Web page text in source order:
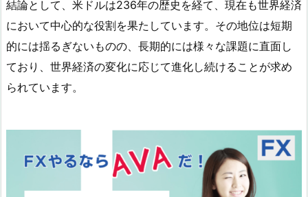
結論として、米ドルは236年の歴史を経て、現在も世界経済
において中心的な役割を果たしています。その地位は短期
的には揺るぎないものの、長期的には様々な課題に直面し
ており、世界経済の変化に応じて進化し続けることが求め
られています。